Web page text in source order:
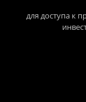
для доступа к